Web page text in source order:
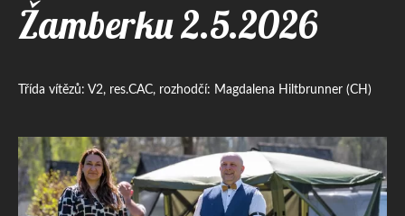
Žamberku 2.5.2026
Třída vítězů: V2, res.CAC, rozhodčí: Magdalena Hiltbrunner (CH)